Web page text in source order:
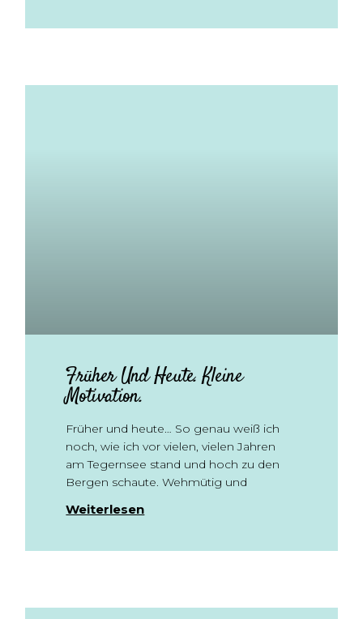
Früher Und Heute. Kleine
Motivation.
Früher und heute… So genau weiß ich
noch, wie ich vor vielen, vielen Jahren
am Tegernsee stand und hoch zu den
Bergen schaute. Wehmütig und
Weiterlesen